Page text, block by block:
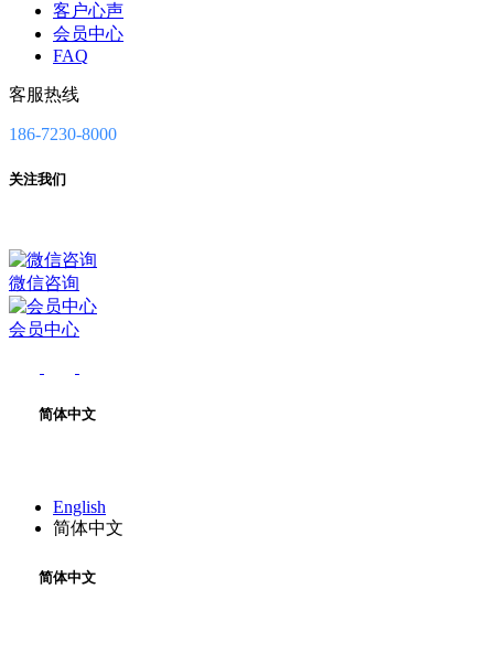
客户心声
会员中心
FAQ
客服热线
186-7230-8000
关注我们
微信咨询
会员中心
简体中文
English
简体中文
简体中文